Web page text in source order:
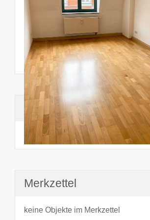
Suchhistorie
noch nichts angesehen
Merkzettel
keine Objekte im Merkzettel